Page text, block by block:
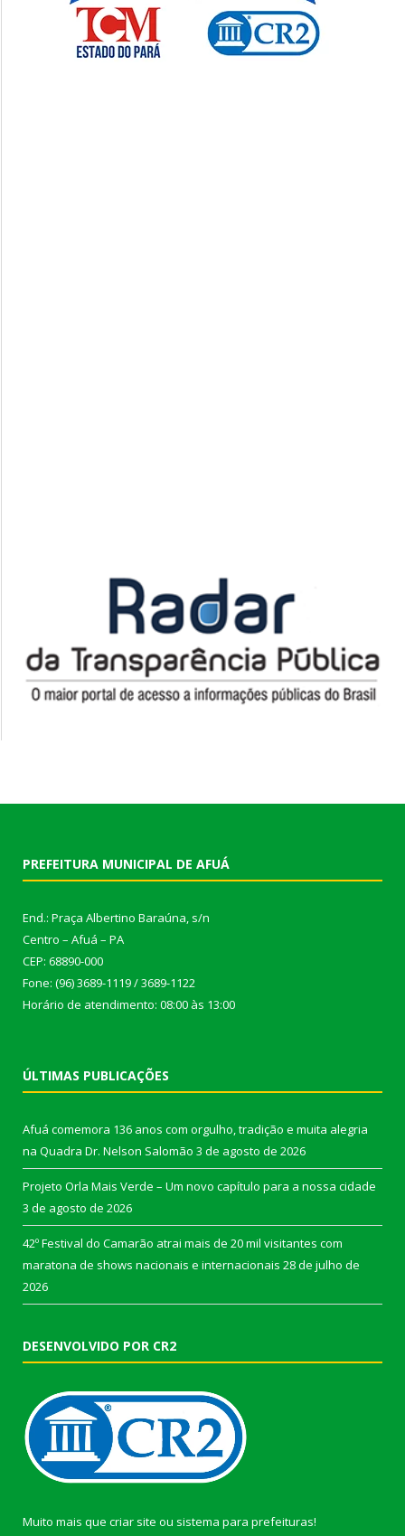
PREFEITURA MUNICIPAL DE AFUÁ
End.: Praça Albertino Baraúna, s/n
Centro – Afuá – PA
CEP: 68890-000
Fone: (96) 3689-1119 / 3689-1122
Horário de atendimento: 08:00 às 13:00
ÚLTIMAS PUBLICAÇÕES
Afuá comemora 136 anos com orgulho, tradição e muita alegria
na Quadra Dr. Nelson Salomão 3 de agosto de 2026
Projeto Orla Mais Verde – Um novo capítulo para a nossa cidade
3 de agosto de 2026
42º Festival do Camarão atrai mais de 20 mil visitantes com
maratona de shows nacionais e internacionais 28 de julho de
2026
DESENVOLVIDO POR CR2
Muito mais que criar site ou sistema para prefeituras!